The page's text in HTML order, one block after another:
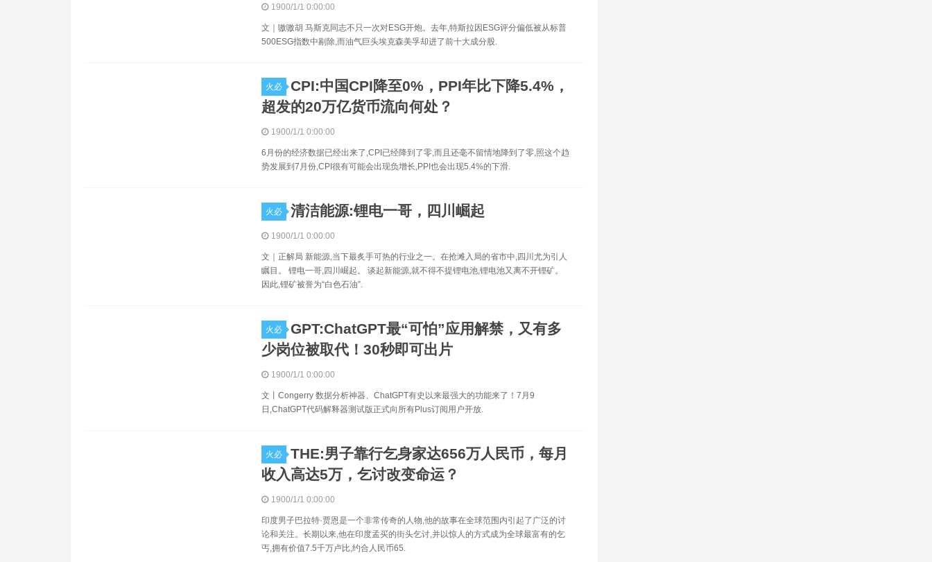
1900/1/1 0:00:00
文｜嗷嗷胡 马斯克同志不只一次对ESG开炮。去年,特斯拉因ESG评分偏低被从标普
500ESG指数中剔除,而油气巨头埃克森美孚却进了前十大成分股.
火必
CPI:中国CPI降至0%，PPI年比下降5.4%，
超发的20万亿货币流向何处？
1900/1/1 0:00:00
6月份的经济数据已经出来了,CPI已经降到了零,而且还毫不留情地降到了零,照这个趋
势发展到7月份,CPI很有可能会出现负增长,PPI也会出现5.4%的下滑.
火必 清洁能源:锂电一哥，四川崛起
1900/1/1 0:00:00
文｜正解局 新能源,当下最炙手可热的行业之一。在抢滩入局的省市中,四川尤为引人
瞩目。 锂电一哥,四川崛起。 谈起新能源,就不得不提锂电池,锂电池又离不开锂矿。
因此,锂矿被誉为“白色石油”.
火必
GPT:ChatGPT最“可怕”应用解禁，又有多
少岗位被取代！30秒即可出片
1900/1/1 0:00:00
文丨Congerry 数据分析神器、ChatGPT有史以来最强大的功能来了！7月9
日,ChatGPT代码解释器测试版正式向所有Plus订阅用户开放.
火必
THE:男子靠行乞身家达656万人民币，每月
收入高达5万，乞讨改变命运？
1900/1/1 0:00:00
印度男子巴拉特·贾恩是一个非常传奇的人物,他的故事在全球范围内引起了广泛的讨
论和关注。长期以来,他在印度孟买的街头乞讨,并以惊人的方式成为全球最富有的乞
丐,拥有价值7.5千万卢比,约合人民币65.